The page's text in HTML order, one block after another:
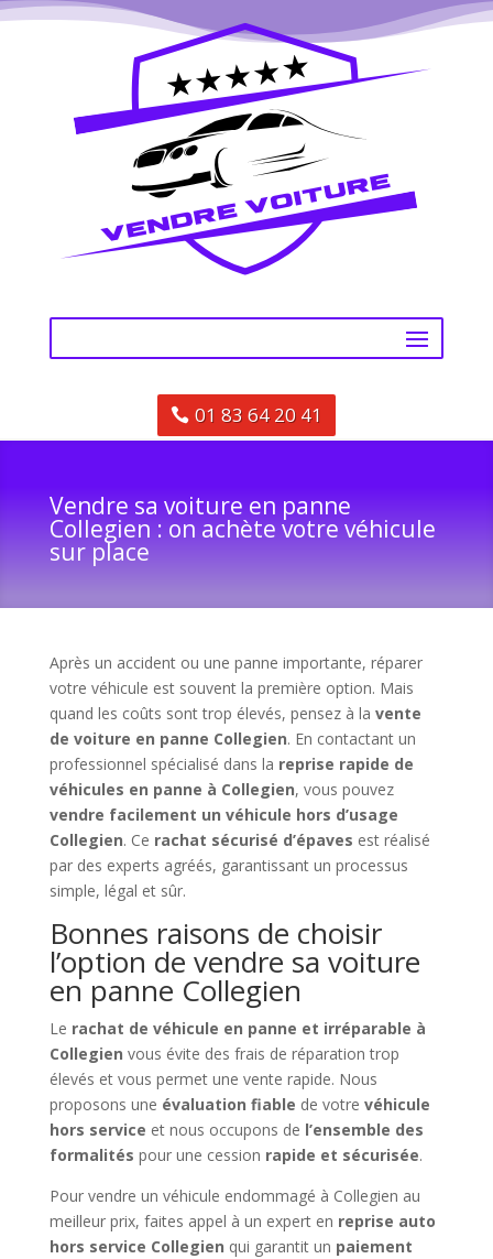
01 83 64 20 41
Vendre sa voiture en panne
Collegien : on achète votre véhicule
sur place
Après un accident ou une panne importante, réparer
votre véhicule est souvent la première option. Mais
quand les coûts sont trop élevés, pensez à la vente
de voiture en panne Collegien. En contactant un
professionnel spécialisé dans la reprise rapide de
véhicules en panne à Collegien, vous pouvez
vendre facilement un véhicule hors d’usage
Collegien. Ce rachat sécurisé d’épaves est réalisé
par des experts agréés, garantissant un processus
simple, légal et sûr.
Bonnes raisons de choisir
l’option de vendre sa voiture
en panne Collegien
Le rachat de véhicule en panne et irréparable à
Collegien vous évite des frais de réparation trop
élevés et vous permet une vente rapide. Nous
proposons une évaluation fiable de votre véhicule
hors service et nous occupons de l’ensemble des
formalités pour une cession rapide et sécurisée.
Pour vendre un véhicule endommagé à Collegien au
meilleur prix, faites appel à un expert en reprise auto
hors service Collegien qui garantit un paiement